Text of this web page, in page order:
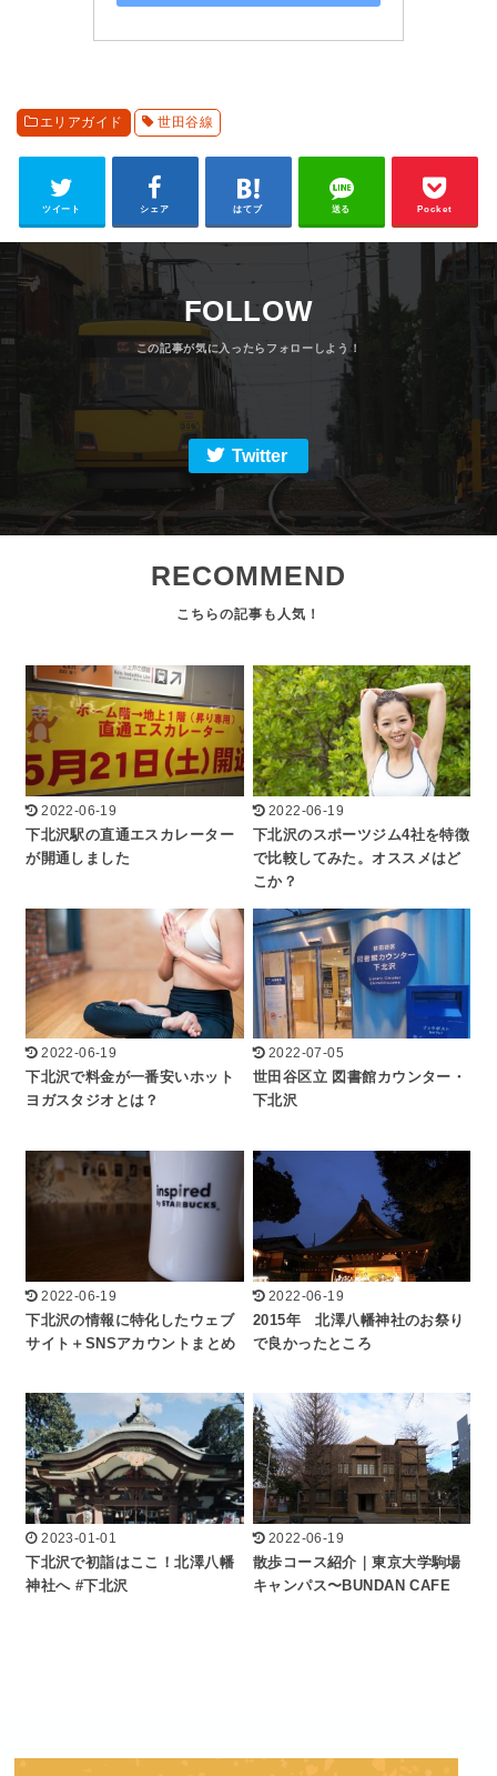
エリアガイド 世田谷線
ツイート シェア はてブ 送る Pocket
FOLLOW
Twitter
RECOMMEND
2022-06-19
下北沢駅の直通エスカレーター
が開通しました
2022-06-19
下北沢のスポーツジム4社を特徴
で比較してみた。オススメはど
こか？
2022-06-19
下北沢で料金が一番安いホット
ヨガスタジオとは？
2022-07-05
世田谷区立 図書館カウンター・
下北沢
2022-06-19
下北沢の情報に特化したウェブ
サイト＋SNSアカウントまとめ
2022-06-19
2015年 北澤八幡神社のお祭り
で良かったところ
2023-01-01
下北沢で初詣はここ！北澤八幡
神社へ #下北沢
2022-06-19
散歩コース紹介｜東京大学駒場
キャンパス〜BUNDAN CAFE